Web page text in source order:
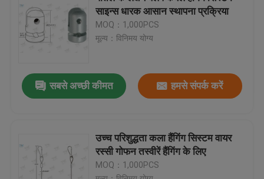
गुणवत्ता नियंत्रण
एक उद्धरण का अनुरोध करें
समायोज्य केबल ग्रिपर
साइन्स धारक आसान स्थापना प्रक्रिया
MOQ：1,000PCS
मूल्य：विनिमय योग्य
सबसे अच्छी कीमत हमसे संपर्क करें
उच्च परिशुद्धता कला हैंगिंग सिस्टम वायर
रस्सी गोफन तस्वीरें हैंगिंग के लिए
MOQ：1,000PCS